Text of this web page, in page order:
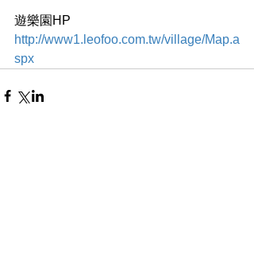
遊樂園HP
http://www1.leofoo.com.tw/village/Map.a
spx